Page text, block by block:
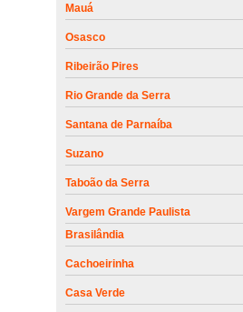
Mauá
Osasco
Ribeirão Pires
Rio Grande da Serra
Santana de Parnaíba
Suzano
Taboão da Serra
Vargem Grande Paulista
Brasilândia
Cachoeirinha
Casa Verde